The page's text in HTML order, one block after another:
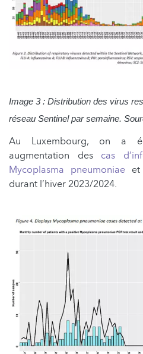
Image 3 : Distribution des virus
réseau Sentinel par semaine.
Au Luxembourg, on a
augmentation des cas
Mycoplasma pneumoniaeet
durant l’hiver 2023/2024.